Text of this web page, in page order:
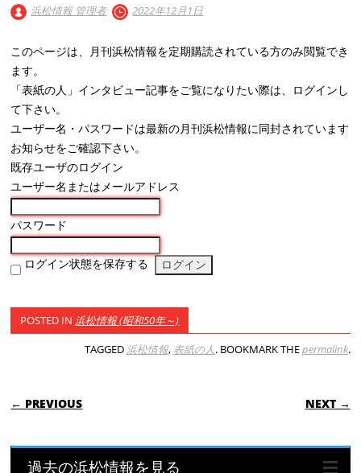
浜松情報 管理者 2022年12月1日
このページは、月刊浜松情報を定期購読されている方のみ閲覧でき
ます。
「表紙の人」インタビュー記事をご覧になりたい際は、ログインし
て下さい。
ユーザー名・パスワードは最新の月刊浜松情報に同封されています
お知らせをご確認下さい。
既存ユーザのログイン
ユーザー名またはメールアドレス
パスワード
ログイン状態を保存する
POSTED IN 浜松情報 (昭和50年～)
TAGGED 浜松情報, 表紙の人. BOOKMARK THEpermalink.
POST NAVIGATION
← PREVIOUS NEXT →
過去の浜松情報を見る